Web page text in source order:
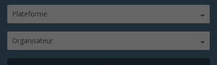
Plateforme
Organisateur